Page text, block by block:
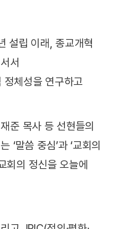
설립 이래, 종교개혁
서
정체성을 연구하고
준 목사 등 선현들의
‘말씀 중심’과 ‘교회의
회의 정신을 오늘에